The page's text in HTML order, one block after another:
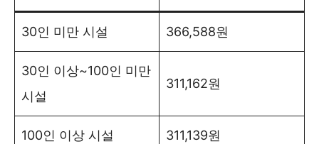
30인 미만 시설 366,588원
30인 이상~100인 미만
시설
311,162원
100인 이상 시설 311,139원